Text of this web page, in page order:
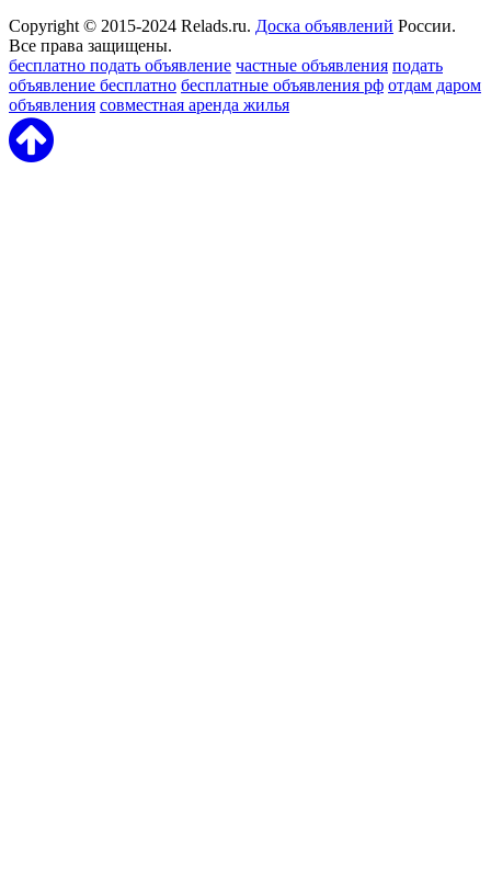
Copyright © 2015-2024 Relads.ru. Доска объявлений России.
Все права защищены.
бесплатно подать объявление частные объявления подать
объявление бесплатно бесплатные объявления рф отдам даром
объявления совместная аренда жилья